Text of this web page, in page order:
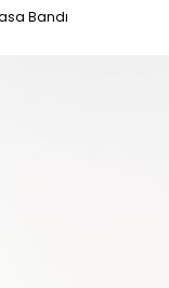
Bandı